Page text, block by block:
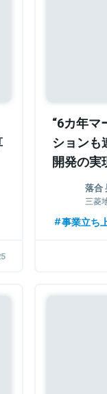
“6カ年マ
ション
開発の実
事業チー
落合
三菱
事業
事業立ち